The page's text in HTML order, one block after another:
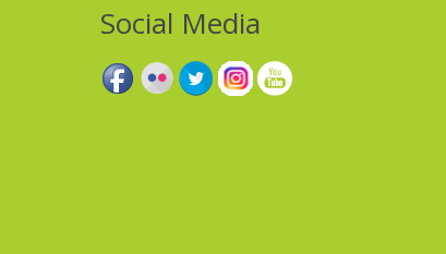
Social Media